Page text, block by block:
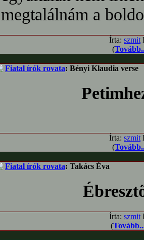
megtalálnám a
Írta: szmit
(
Fiatal írók rovata: Bényi Klaudia verse
Írta: szmit
(
Fiatal írók rovata: Takács Éva
Írta: szmit
(